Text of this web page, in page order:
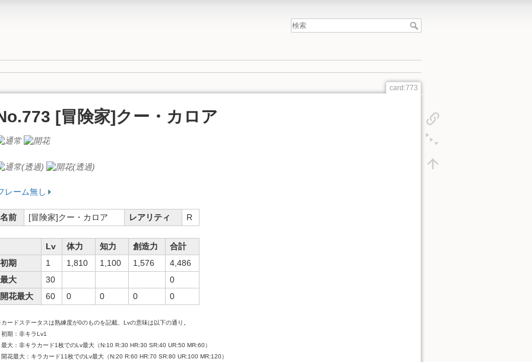
card:773
[冒険家]クー・カロア
レーム無し
名前 [冒険家]クー・カロア レアリティ R
Lv 体力 知力 創造力
合計
初期
1 1,810 1,100 1,576
4,486
最大
30
0
開花最大
60 0 0 0 0
ードステータスは熟練度が0のものを記載、Lvの意味は以下の通り。
期：非キラLv1
大：非キラカード1枚でのLv最大（N:10 R:30 HR:30 SR:40 UR:50 MR:60）
花最大：キラカード11枚でのLv最大（N:20 R:60 HR:70 SR:80 UR:100 MR:120）